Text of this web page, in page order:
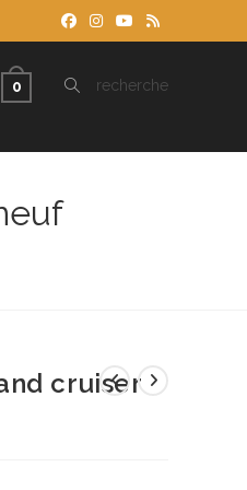
recherche
0 TOGGLE
cruiser